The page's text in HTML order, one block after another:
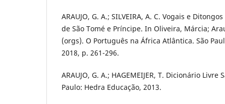
ARAUJO, G. A.; SILVEIRA, A. C. Vogais e
de São Tomé e Príncipe. In Oliveira, Márcia;
(orgs). O Português na África Atlântica. São
2018, p. 261-296.
ARAUJO, G. A.; HAGEMEIJER, T. Dicionário
Paulo: Hedra Educação, 2013.